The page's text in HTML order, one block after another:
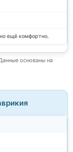
ещё комфортно.
основаны на